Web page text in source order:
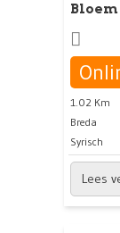
Bloem
1.02 Km
Breda
Syrisch
Lees